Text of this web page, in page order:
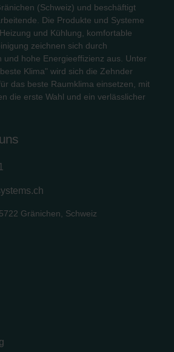
(Schweiz) und beschäftigt
Die Produkte und Systeme
und Kühlung, komfortable
zeichnen sich durch
und hohe Energieeffizienz aus. Unter
Klima" wird sich die Zehnder
das beste Raumklima einsetzen, mit
die erste Wahl und ein verlässlicher
Gränichen, Schweiz